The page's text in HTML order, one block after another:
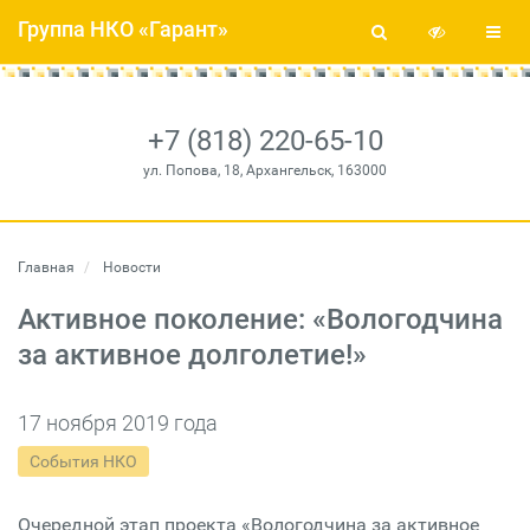
+7 (818) 220-65-10
ул. Попова, 18, Архангельск, 163000
Группа НКО «Гарант»
Главная Новости
Активное поколение: «Вологодчина
за активное долголетие!»
17 ноября 2019 года
События НКО
Очередной этап проекта «Вологодчина за активное